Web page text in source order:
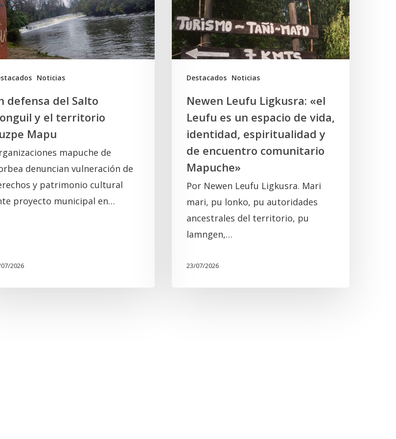
Noticias
defensa del Salto
y el territorio
Mapu
mapuche de
denuncian vulneración de
y patrimonio cultural
proyecto municipal en…
2026
Destacados Noticias
Leufu
es
un
espacio
identidad,
espiritualidad
encuentro
comunitario
Mapuche»
Newen Leufu Ligkusra: «el
Leufu es un espacio de vida,
identidad, espiritualidad y
de encuentro comunitario
Mapuche»
Por Newen Leufu Ligkusra. Mari
mari, pu lonko, pu autoridades
ancestrales del territorio, pu
lamngen,…
23/07/2026